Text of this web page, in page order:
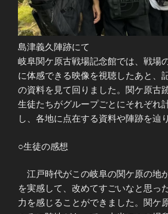
島津義久陣跡にて
岐阜関ケ原古戦場記念館では、戦場
に体感できる映像を視聴したあと、
の資料を見て回りました。関ケ原古
生徒たちがグループごとにそれぞれ
し、各地に点在する資料や陣跡を辿
○生徒の感想
江戸時代がこの岐阜の関ケ原の地
を実感して、改めてすごいなと思っ
力を感じることができました。関ケ